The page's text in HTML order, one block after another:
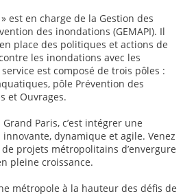
» est en charge de la Gestion des
des inondations (GEMAPI). Il
place des politiques et actions de
les inondations avec les
est composé de trois pôles :
pôle Prévention des
et Ouvrages.
Paris, c’est intégrer une
dynamique et agile. Venez
projets métropolitains d’envergure
pleine croissance.
métropole à la hauteur des défis de